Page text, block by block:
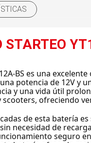
STARTEO
BS es una
potencia de 12V y
y una vida útil
ofreciendo
de esta batería
necesidad de
seguro